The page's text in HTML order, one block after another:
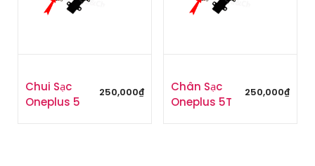
Chui Sạc
Oneplus 5
250,000₫
Chân Sạc
Oneplus 5T
250,000₫